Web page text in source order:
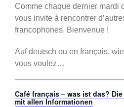
Comme chaque dernier mardi
vous invite à rencontrer
francophones. Bienvenue !
Auf deutsch ou en français,
vous voulez…
Café français – was ist das?
mit allen Informationen